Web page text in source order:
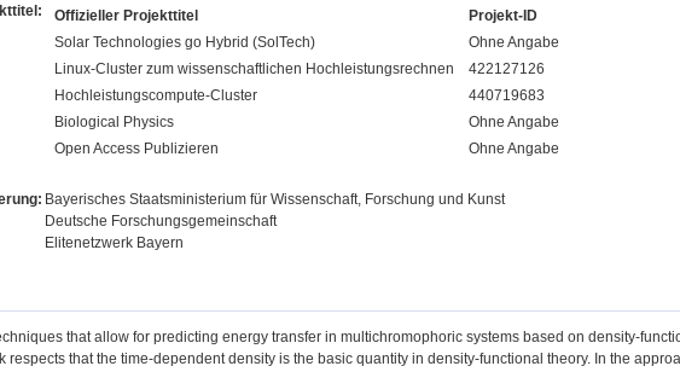
Offizieller Projekttitel
Projekt-ID
Solar Technologies go Hybrid (SolTech)
Ohne Angabe
Linux-Cluster zum wissenschaftlichen Hochleistungsrechnen
422127126
Hochleistungscompute-Cluster
440719683
Biological Physics
Ohne Angabe
Open Access Publizieren
Ohne Angabe
Bayerisches Staatsministerium für Wissenschaft, Forschung und Kunst
Deutsche Forschungsgemeinschaft
Elitenetzwerk Bayern
that allow for predicting energy transfer in multichromophoric systems based on density-
respects that the time-dependent density is the basic quantity in density-functional theory. In the